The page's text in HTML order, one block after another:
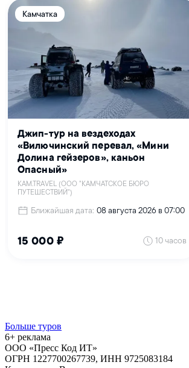
Больше туров
6+ реклама
ООО «Пресс Код ИТ»
ОГРН 1227700267739, ИНН 9725083184